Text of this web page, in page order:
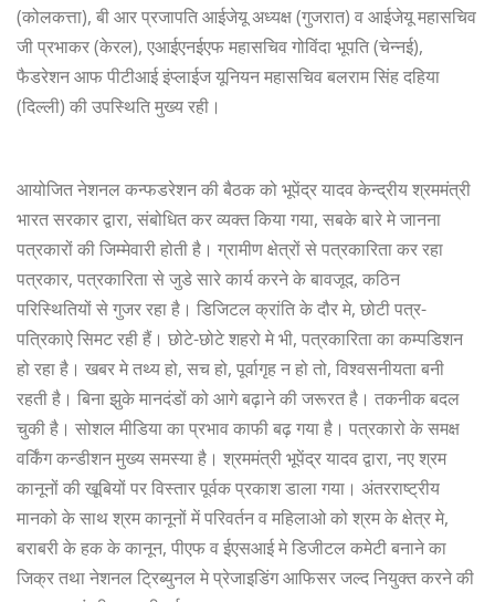
(कोलकत्ता), बी आर प्रजापति आईजेयू अध्यक्ष (गुजरात) व आईजेयू महासचिव
जी प्रभाकर (केरल), एआईएनईएफ महासचिव गोविंदा भूपति (चेन्नई),
फैडरेशन आफ पीटीआई इंप्लाईज यूनियन महासचिव बलराम सिंह दहिया
(दिल्ली) की उपस्थिति मुख्य रही।
आयोजित नेशनल कन्फडरेशन की बैठक को भूपेंद्र यादव केन्द्रीय श्रममंत्री
भारत सरकार द्वारा, संबोधित कर व्यक्त किया गया, सबके बारे मे जानना
पत्रकारों की जिम्मेवारी होती है। ग्रामीण क्षेत्रों से पत्रकारिता कर रहा
पत्रकार, पत्रकारिता से जुडे सारे कार्य करने के बावजूद, कठिन
परिस्थितियों से गुजर रहा है। डिजिटल क्रांति के दौर मे, छोटी पत्र-
पत्रिकाऐ सिमट रही हैं। छोटे-छोटे शहरो मे भी, पत्रकारिता का कम्पडिशन
हो रहा है। खबर मे तथ्य हो, सच हो, पूर्वागृह न हो तो, विश्वसनीयता बनी
रहती है। बिना झुके मानदंडों को आगे बढ़ाने की जरूरत है। तकनीक बदल
चुकी है। सोशल मीडिया का प्रभाव काफी बढ़ गया है। पत्रकारो के समक्ष
वर्किंग कन्डीशन मुख्य समस्या है। श्रममंत्री भूपेंद्र यादव द्वारा, नए श्रम
कानूनों की खूबियों पर विस्तार पूर्वक प्रकाश डाला गया। अंतरराष्ट्रीय
मानको के साथ श्रम कानूनों में परिवर्तन व महिलाओ को श्रम के क्षेत्र मे,
बराबरी के हक के कानून, पीएफ व ईएसआई मे डिजीटल कमेटी बनाने का
जिक्र तथा नेशनल ट्रिब्युनल मे प्रेजाइडिंग आफिसर जल्द नियुक्त करने की